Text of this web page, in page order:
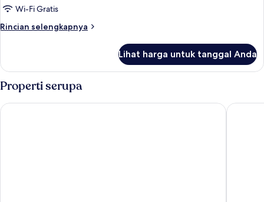
Wi-Fi Gratis
Rincian selengkapnya
Rincian
Superior
Lihat harga untuk tanggal Anda
Properti serupa
Best Western Patong Beach Paripas